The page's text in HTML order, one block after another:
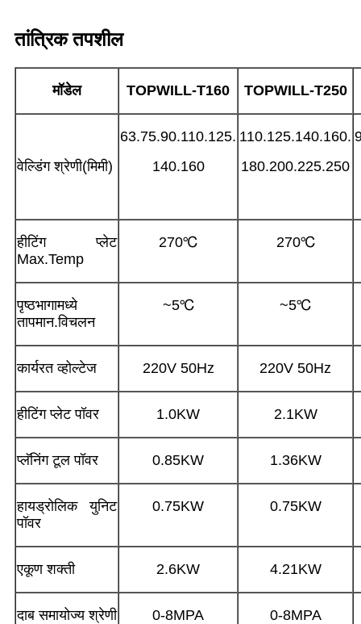
तांत्रिक तपशील
मॉडेल TOPWILL-T160 TOPWILL-T250
वेल्डिंग श्रेणी(मिमी)
63.75.90.110.125.
140.160
110.125.140.160.
180.200.225.250
हीटिंग प्लेट
Max.Temp
270℃ 270℃
पृष्ठभागामध्ये
तापमान.विचलन
~5℃ ~5℃
कार्यरत व्होल्टेज 220V 50Hz 220V 50Hz
हीटिंग प्लेट पॉवर 1.0KW 2.1KW
प्लॅनिंग टूल पॉवर 0.85KW 1.36KW
हायड्रोलिक युनिट
पॉवर
0.75KW 0.75KW
एकूण शक्ती 2.6KW 4.21KW
दाब समायोज्य श्रेणी 0-8MPA 0-8MPA